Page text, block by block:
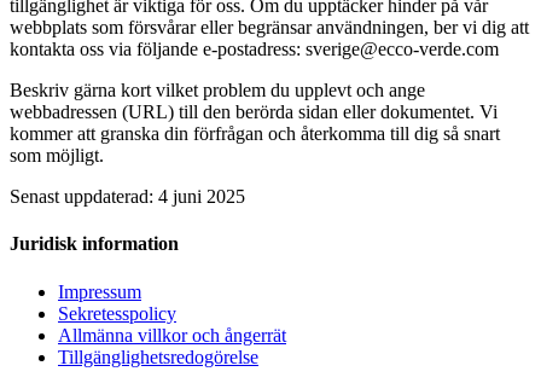
tillgänglighet är viktiga för oss. Om du upptäcker hinder på vår
webbplats som försvårar eller begränsar användningen, ber vi dig att
kontakta oss via följande e-postadress: sverige@ecco-verde.com
Beskriv gärna kort vilket problem du upplevt och ange
webbadressen (URL) till den berörda sidan eller dokumentet. Vi
kommer att granska din förfrågan och återkomma till dig så snart
som möjligt.
Senast uppdaterad: 4 juni 2025
Juridisk information
Impressum
Sekretesspolicy
Allmänna villkor och ångerrät
Tillgänglighetsredogörelse